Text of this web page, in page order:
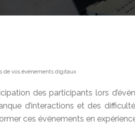
de vos événements digitaux
des participants lors
d’interactions et des
ces événements en